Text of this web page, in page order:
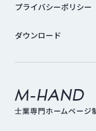
プライバシーポリシー
ダウンロード